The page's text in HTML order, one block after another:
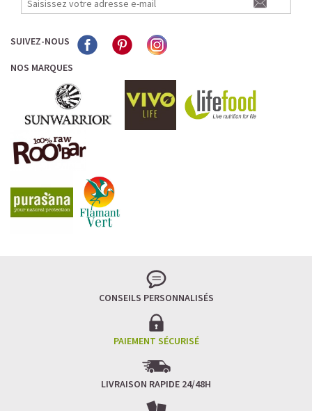
SUIVEZ-NOUS
NOS MARQUES
CONSEILS PERSONNALISÉS
PAIEMENT SÉCURISÉ
LIVRAISON RAPIDE 24/48H